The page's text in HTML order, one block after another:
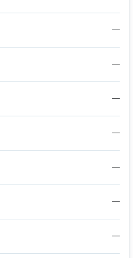
—
—
—
—
—
—
—